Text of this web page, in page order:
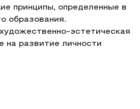
принципы, определенные в
образования.
эстетическая
на развитие личности